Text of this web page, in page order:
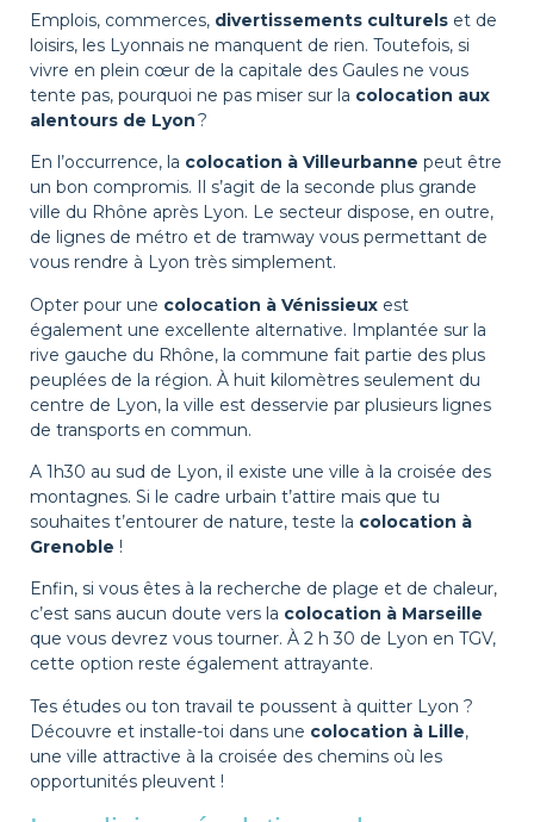
Emplois, commerces, divertissements culturels et de
loisirs, les Lyonnais ne manquent de rien. Toutefois, si
vivre en plein cœur de la capitale des Gaules ne vous
tente pas, pourquoi ne pas miser sur la colocation aux
alentours de Lyon?
En l’occurrence, la colocation à Villeurbanne peut être
un bon compromis. Il s’agit de la seconde plus grande
ville du Rhône après Lyon. Le secteur dispose, en outre,
de lignes de métro et de tramway vous permettant de
vous rendre à Lyon très simplement.
Opter pour une colocation à Vénissieux est
également une excellente alternative. Implantée sur la
rive gauche du Rhône, la commune fait partie des plus
peuplées de la région. À huit kilomètres seulement du
centre de Lyon, la ville est desservie par plusieurs lignes
de transports en commun.
A 1h30 au sud de Lyon, il existe une ville à la croisée des
montagnes. Si le cadre urbain t’attire mais que tu
souhaites t’entourer de nature, teste la colocation à
Grenoble !
Enfin, si vous êtes à la recherche de plage et de chaleur,
c’est sans aucun doute vers la colocation à Marseille
que vous devrez vous tourner. À 2 h 30 de Lyon en TGV,
cette option reste également attrayante.
Tes études ou ton travail te poussent à quitter Lyon ?
Découvre et installe-toi dans une colocation à Lille,
une ville attractive à la croisée des chemins où les
opportunités pleuvent !